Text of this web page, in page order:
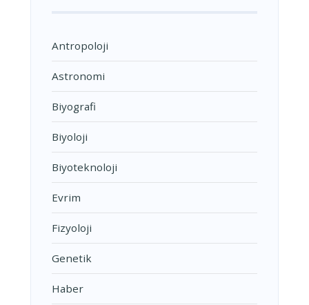
Antropoloji
Astronomi
Biyografi
Biyoloji
Biyoteknoloji
Evrim
Fizyoloji
Genetik
Haber